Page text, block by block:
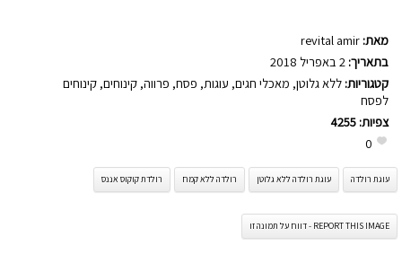
מאת: revital amir
בתאריך:
קטגוריות: ללא גלוטן, מאכלי חגים, עוגות, פסח, פרווה, קינוחים, קינוחים
לפסח
צפיות: 4255
0
עוגת רולדה עוגת רולדה ללא גלוטן רולדה ללא קמח רולדת קוקוס אננס
REPORT THIS IMAGE - דווח על תמונה זו